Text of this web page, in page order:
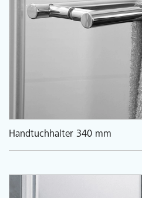
Handtuchhalter 340 mm